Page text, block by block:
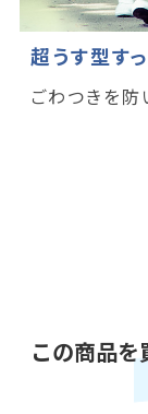
超うす型す
ごわつきを
この商品